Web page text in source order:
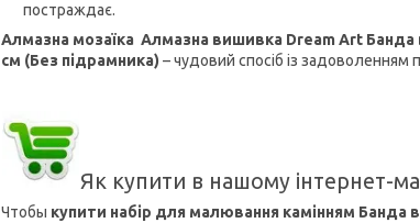
постраждає.
Алмазна мозаїка Алмазна вишивка Dream Art Банда
см (Без підрамника) – чудовий спосіб із задоволенням
Як купити в нашому інтернет-
Чтобы купити набір для малювання камінням Банда